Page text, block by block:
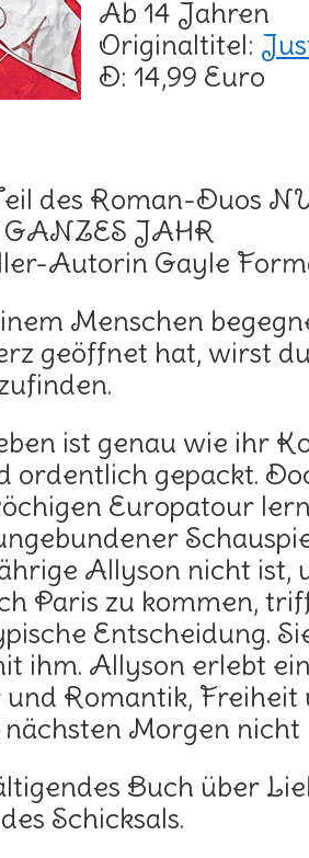
Ab 14 Jahren
Originaltitel:
D: 14,99 Euro
des Roman-Duos
JAHR
Autorin Gayle
Menschen
geöffnet hat, wirst
ist genau wie ihr
ordentlich gepackt.
Europatour
Allyson nicht ist,
Paris zu kommen,
Entscheidung.
ihm. Allyson erlebt
Romantik, Freiheit
Morgen nicht
Buch über
Schicksals.